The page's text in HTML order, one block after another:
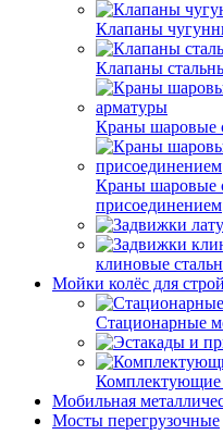
Клапаны
Клапаны
Краны шаровые
Краны шаровые
присоединением
клиновые
Мойки колёс для
Стационарные
Комплектующие
Мобильная
Мосты перегрузочные